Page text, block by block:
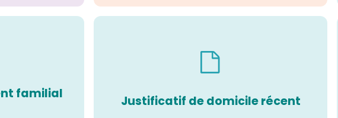
familial
Justificatif de domicile récent